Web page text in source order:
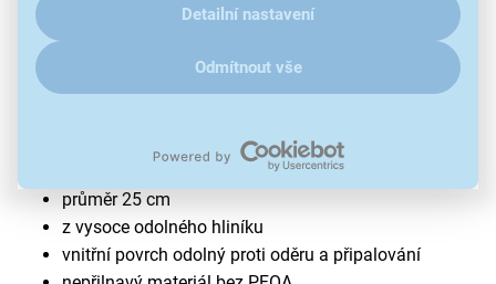
Detailní nastavení
Odmítnout vše
průměr 25 cm
z vysoce odolného hliníku
vnitřní povrch odolný proti oděru a připalování